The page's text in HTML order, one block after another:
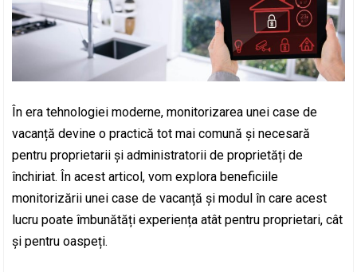
În era tehnologiei moderne, monitorizarea unei case de
vacanță devine o practică tot mai comună și necesară
pentru proprietarii și administratorii de proprietăți de
închiriat. În acest articol, vom explora beneficiile
monitorizării unei case de vacanță și modul în care acest
lucru poate îmbunătăți experiența atât pentru proprietari, cât
și pentru oaspeți.